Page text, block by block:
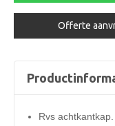
Offerte
Rvs achtkantkap.